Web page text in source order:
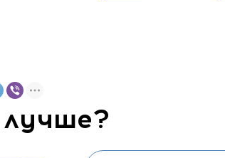
лучше?